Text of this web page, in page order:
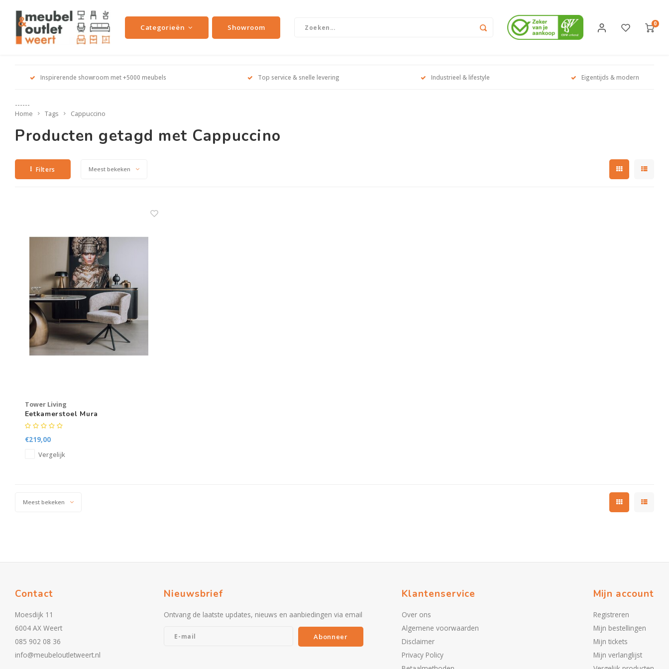
Categorieën Showroom 0
Inspirerende showroom met +5000 meubels Top service & snelle levering Industrieel & lifestyle Eigentijds & modern
------
Home Tags Cappuccino
Producten getagd met Cappuccino
Filters Meest bekeken
Tower Living
Eetkamerstoel Mura
€219,00
Vergelijk
Meest bekeken
Contact
Moesdijk 11
6004 AX Weert
085 902 08 36
info@meubeloutletweert.nl
Nieuwsbrief
Ontvang de laatste updates, nieuws en aanbiedingen via email
Abonneer
Klantenservice
Over ons
Algemene voorwaarden
Disclaimer
Privacy Policy
Mijn account
Registreren
Mijn bestellingen
Mijn tickets
Mijn verlanglijst